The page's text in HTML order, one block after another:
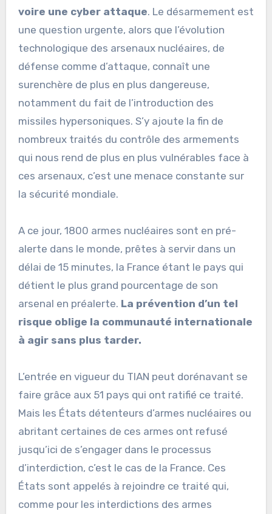
voire une cyber attaque. Le désarmement est
une question urgente, alors que l’évolution
technologique des arsenaux nucléaires, de
défense comme d’attaque, connaît une
surenchère de plus en plus dangereuse,
notamment du fait de l’introduction des
missiles hypersoniques. S’y ajoute la fin de
nombreux traités du contrôle des armements
qui nous rend de plus en plus vulnérables face à
ces arsenaux, c’est une menace constante sur
la sécurité mondiale.
A ce jour, 1800 armes nucléaires sont en pré-
alerte dans le monde, prêtes à servir dans un
délai de 15 minutes, la France étant le pays qui
détient le plus grand pourcentage de son
arsenal en préalerte. La prévention d’un tel
risque oblige la communauté internationale
à agir sans plus tarder.
L’entrée en vigueur du TIAN peut dorénavant se
faire grâce aux 51 pays qui ont ratifié ce traité.
Mais les États détenteurs d’armes nucléaires ou
abritant certaines de ces armes ont refusé
jusqu’ici de s’engager dans le processus
d’interdiction, c’est le cas de la France. Ces
États sont appelés à rejoindre ce traité qui,
comme pour les interdictions des armes